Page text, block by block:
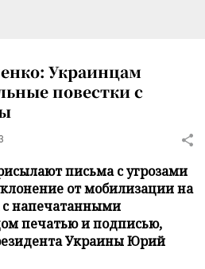
Украинцам
повестки с
письма с угрозами
от мобилизации на
напечатанными
печатью и подписью,
Украины Юрий